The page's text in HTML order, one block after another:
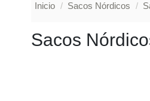
Inicio Sacos Nórdicos
Sacos